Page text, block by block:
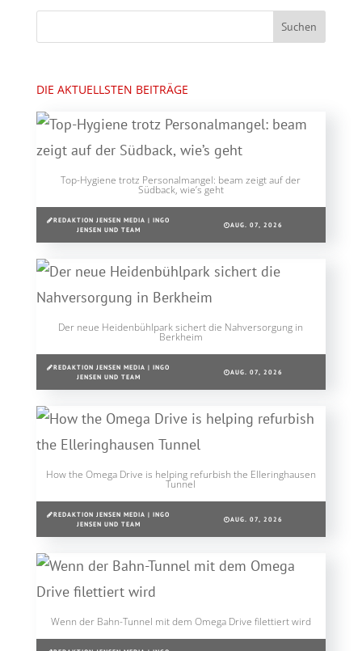
DIE AKTUELLSTEN BEITRÄGE
Top-Hygiene trotz Personalmangel: beam zeigt auf der
Südback, wie’s geht
REDAKTION JENSEN MEDIA | INGO
JENSEN UND TEAM
AUG. 07, 2026
Der neue Heidenbühlpark sichert die Nahversorgung in
Berkheim
REDAKTION JENSEN MEDIA | INGO
JENSEN UND TEAM
AUG. 07, 2026
How the Omega Drive is helping refurbish the Elleringhausen
Tunnel
REDAKTION JENSEN MEDIA | INGO
JENSEN UND TEAM
AUG. 07, 2026
Wenn der Bahn-Tunnel mit dem Omega Drive filettiert wird